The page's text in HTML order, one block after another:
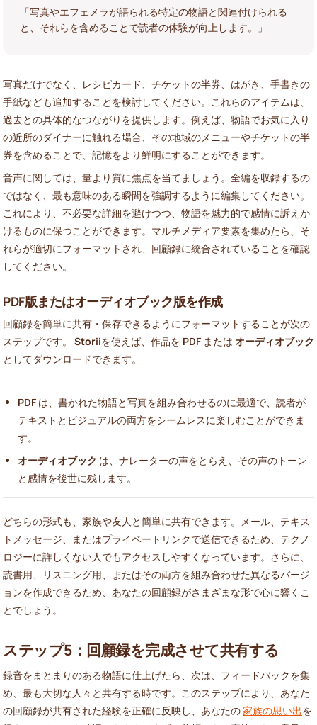
「写真やエフェメラが語られる特定の物語と関連付けられる
と、それらを含めることで読者の体験が向上します。」
写真だけでなく、レシピカード、チケットの半券、はがき、手書きの
手紙なども追加することを検討してください。これらのアイテムは、
過去との具体的なつながりを提供します。例えば、物語でお気に入り
の近所のダイナーに触れる場合、その地域のメニューやチケットの半
券を含めることで、記憶をより鮮明にすることができます。
音声に関しては、量より質に焦点を当てましょう。全編を収録するの
ではなく、最も意味のある瞬間を強調するように編集してください。
これにより、不必要な詳細を避けつつ、物語を魅力的で感情に訴えか
けるものに保つことができます。マルチメディア要素を集めたら、そ
れらが適切にフォーマットされ、回顧録に統合されていることを確認
してください。
PDF版またはオーディオブック版を作成
回顧録を簡単に共有・保存できるようにフォーマットすることが次の
ステップです。 Storiiを使えば、作品を PDF または オーディオブック
としてダウンロードできます。
PDF は、書かれた物語と写真を組み合わせるのに最適で、読者が
テキストとビジュアルの両方をシームレスに楽しむことができま
す。
オーディオブック は、ナレーターの声をとらえ、その声のトーン
と感情を後世に残します。
どちらの形式も、家族や友人と簡単に共有できます。メール、テキス
トメッセージ、またはプライベートリンクで送信できるため、テクノ
ロジーに詳しくない人でもアクセスしやすくなっています。さらに、
読書用、リスニング用、またはその両方を組み合わせた異なるバージ
ョンを作成できるため、あなたの回顧録がさまざまな形で心に響くこ
とでしょう。
ステップ5：回顧録を完成させて共有する
録音をまとまりのある物語に仕上げたら、次は、フィードバックを集
め、最も大切な人々と共有する時です。このステップにより、あなた
の回顧録が共有された経験を正確に反映し、あなたの家族の思い出を